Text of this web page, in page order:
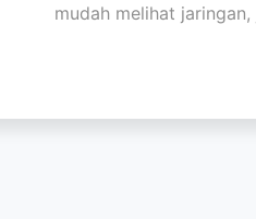
mudah melihat